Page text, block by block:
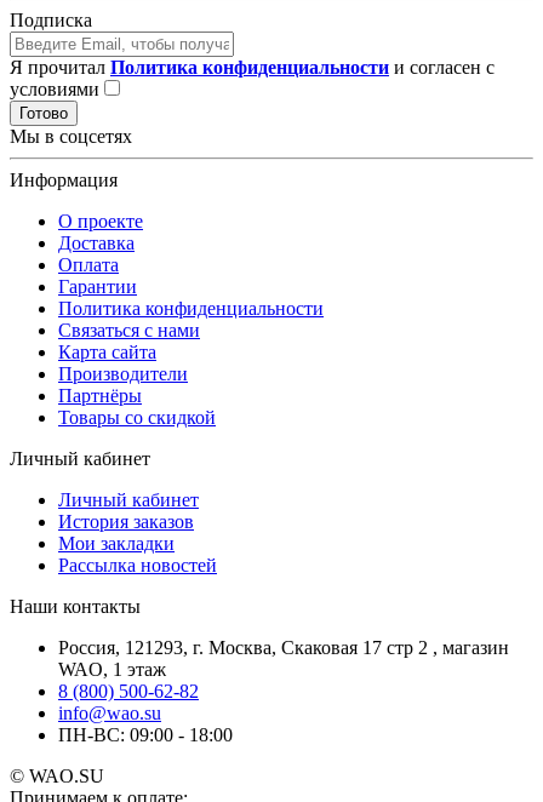
Подписка
Я прочитал Политика конфиденциальности и согласен с
условиями
Готово
Мы в соцсетях
Информация
О проекте
Доставка
Оплата
Гарантии
Политика конфиденциальности
Связаться с нами
Карта сайта
Производители
Партнёры
Товары со скидкой
Личный кабинет
Личный кабинет
История заказов
Мои закладки
Рассылка новостей
Наши контакты
Россия, 121293, г. Москва, Скаковая 17 стр 2 , магазин
WAO, 1 этаж
8 (800) 500-62-82
info@wao.su
ПН-ВС: 09:00 - 18:00
© WAO.SU
Принимаем к оплате: